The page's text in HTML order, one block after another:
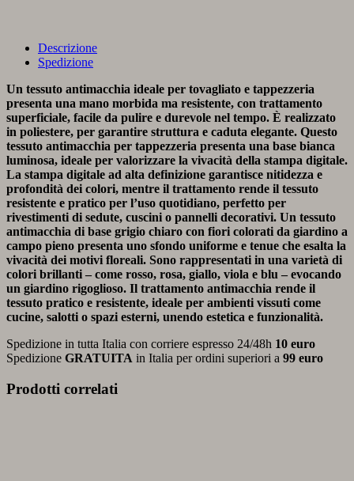
Descrizione
Spedizione
Un tessuto antimacchia ideale per tovagliato e tappezzeria
presenta una mano morbida ma resistente, con trattamento
superficiale, facile da pulire e durevole nel tempo. È realizzato
in poliestere, per garantire struttura e caduta elegante. Questo
tessuto antimacchia per tappezzeria presenta una base bianca
luminosa, ideale per valorizzare la vivacità della stampa digitale.
La stampa digitale ad alta definizione garantisce nitidezza e
profondità dei colori, mentre il trattamento rende il tessuto
resistente e pratico per l’uso quotidiano, perfetto per
rivestimenti di sedute, cuscini o pannelli decorativi. Un tessuto
antimacchia di base grigio chiaro con fiori colorati da giardino a
campo pieno presenta uno sfondo uniforme e tenue che esalta la
vivacità dei motivi floreali. Sono rappresentati in una varietà di
colori brillanti – come rosso, rosa, giallo, viola e blu – evocando
un giardino rigoglioso. Il trattamento antimacchia rende il
tessuto pratico e resistente, ideale per ambienti vissuti come
cucine, salotti o spazi esterni, unendo estetica e funzionalità.
Spedizione in tutta Italia con corriere espresso 24/48h 10 euro
Spedizione GRATUITA in Italia per ordini superiori a 99 euro
Prodotti correlati